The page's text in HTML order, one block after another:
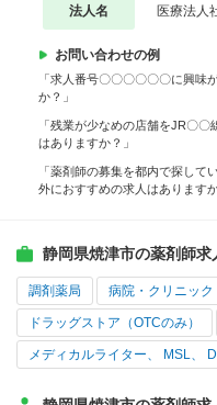
法人名 医療法人
お問い合わせの例
「求人番号〇〇〇〇〇〇に興味
か？」
「残業が少なめの店舗をJR〇
はありますか？」
「薬剤師の募集を都内で探して
外におすすめの求人はあります
静岡県焼津市の薬剤師
調剤薬局 病院・クリニック
ドラッグストア（OTCのみ）
メディカルライター、 MSL、